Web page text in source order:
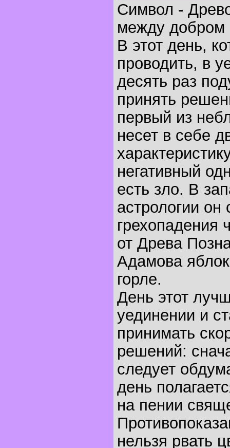
Символ -
между добром
В этот день,
проводить, в
десять раз
принять
первый из
несет в себе
негативный
есть зло. В
астрологии он
грехопадения
от Древа
Адамова
горле.
День этот
уединении и
принимать
решений:
следует
день
на пении
нельзя рвать